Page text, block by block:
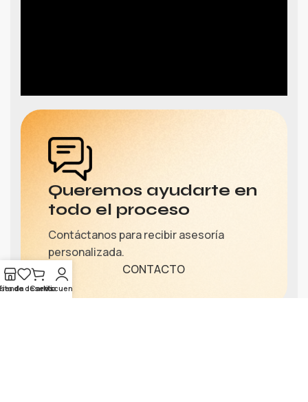
Queremos ayudarte en
todo el proceso
Contáctanos para recibir asesoría
personalizada.
CONTACTO
de deseos
CarritoMi cuenta